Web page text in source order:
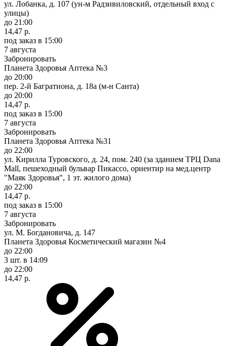
ул. Лобанка, д. 107 (ун-м Радзивиловский, отдельный вход с
улицы)
до 21:00
14,47 р.
под заказ в 15:00
7 августа
Забронировать
Планета Здоровья Аптека №3
до 20:00
пер. 2-й Багратиона, д. 18а (м-н Санта)
до 20:00
14,47 р.
под заказ в 15:00
7 августа
Забронировать
Планета Здоровья Аптека №31
до 22:00
ул. Кирилла Туровского, д. 24, пом. 240 (за зданием ТРЦ Dana
Mall, пешеходный бульвар Пикассо, ориентир на мед.центр
"Маяк Здоровья", 1 эт. жилого дома)
до 22:00
14,47 р.
под заказ в 15:00
7 августа
Забронировать
ул. М. Богдановича, д. 147
Планета Здоровья Косметический магазин №4
до 22:00
3 шт. в 14:09
до 22:00
14,47 р.